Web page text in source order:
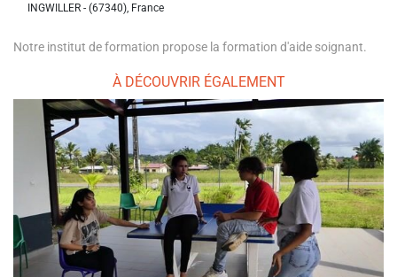
INGWILLER - (67340), France
Notre institut de formation propose la formation d'aide soignant.
À DÉCOUVRIR ÉGALEMENT